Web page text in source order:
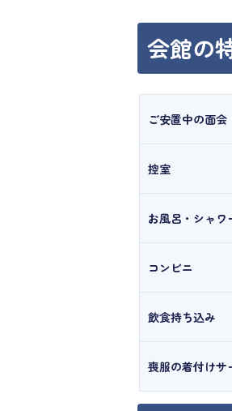
会館の
ご安置中の面会
控室
お風呂・シャワ
コンビニ
飲食持ち込み
喪服の着付けサ